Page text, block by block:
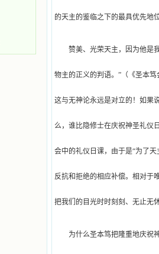
的天主的鉴临之下的最具优先地
赞美、光荣天主，因为他是
物主的正义的判语。”（《圣本笃
这与无神论永远是对立的！如果
么，谁比隐修士在庆祝神圣礼仪
会中的礼仪日课，由于是“为了天
反抗和拒绝的相应补偿。相对于
把我们的目光时时刻刻、无止无
为什么圣本笃把隆重地庆祝